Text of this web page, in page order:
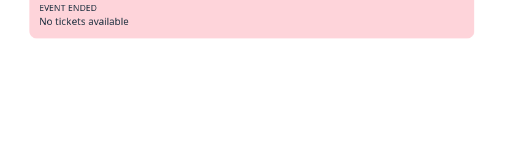
EVENT ENDED
No tickets available